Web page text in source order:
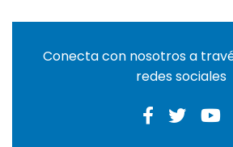
Conecta con nosotros a
redes sociales